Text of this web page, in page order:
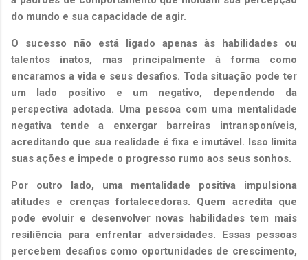
do mundo e sua capacidade de agir.
O sucesso não está ligado apenas às habilidades ou
talentos inatos, mas principalmente à forma como
encaramos a vida e seus desafios. Toda situação pode ter
um lado positivo e um negativo, dependendo da
perspectiva adotada. Uma pessoa com uma mentalidade
negativa tende a enxergar barreiras intransponíveis,
acreditando que sua realidade é fixa e imutável. Isso limita
suas ações e impede o progresso rumo aos seus sonhos.
Por outro lado, uma mentalidade positiva impulsiona
atitudes e crenças fortalecedoras. Quem acredita que
pode evoluir e desenvolver novas habilidades tem mais
resiliência para enfrentar adversidades. Essas pessoas
percebem desafios como oportunidades de crescimento,